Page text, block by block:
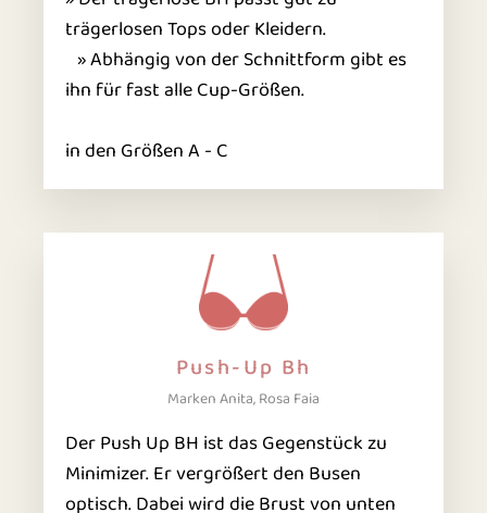
trägerlosen Tops oder Kleidern.
» Abhängig von der Schnittform gibt es
ihn für fast alle Cup-Größen.
in den Größen A - C
Push-Up Bh
Marken Anita, Rosa Faia
Der Push Up BH ist das Gegenstück zu
Minimizer. Er vergrößert den Busen
optisch. Dabei wird die Brust von unten